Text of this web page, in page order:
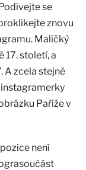
se
znovu
Maličký
17. století, a
A zcela stejně
Paříže v
není